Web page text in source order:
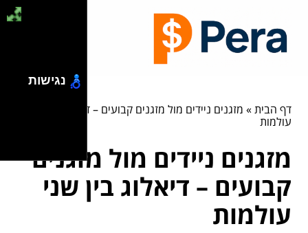
דף הבית» מזגנים ניידים מול מזגנים קבועים – דיאלוג בין שני
עולמות
מזגנים ניידים מול מזגנים
קבועים – דיאלוג בין שני
עולמות
נגישות